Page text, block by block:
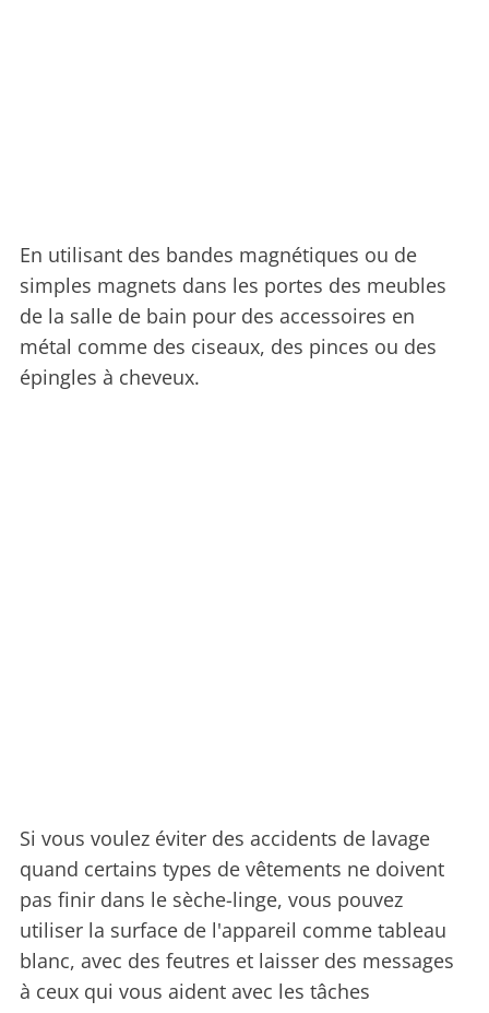
En utilisant des bandes magnétiques ou de
simples magnets dans les portes des meubles
de la salle de bain pour des accessoires en
métal comme des ciseaux, des pinces ou des
épingles à cheveux.
Si vous voulez éviter des accidents de lavage
quand certains types de vêtements ne doivent
pas finir dans le sèche-linge, vous pouvez
utiliser la surface de l'appareil comme tableau
blanc, avec des feutres et laisser des messages
à ceux qui vous aident avec les tâches